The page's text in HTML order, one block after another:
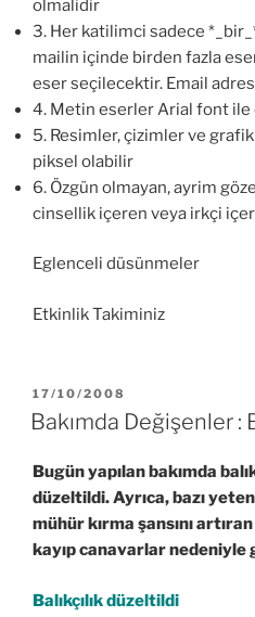
olmalidir
3. Her katilimci sadece
mailin içinde birden fazla
eser seçilecektir. Email
4. Metin eserler Arial font ile
5. Resimler, çizimler ve
piksel olabilir
6. Özgün olmayan, ayrim
cinsellik içeren veya irkçi
Eglenceli düsünmeler
Etkinlik Takiminiz
YAYIM
TARIHI
17/10/2008
Bakımda Değişenler :
Bugün yapılan bakımda
düzeltildi. Ayrıca, bazı
mühür kırma şansını
kayıp canavarlar nedeniyle
Balıkçılık düzeltildi